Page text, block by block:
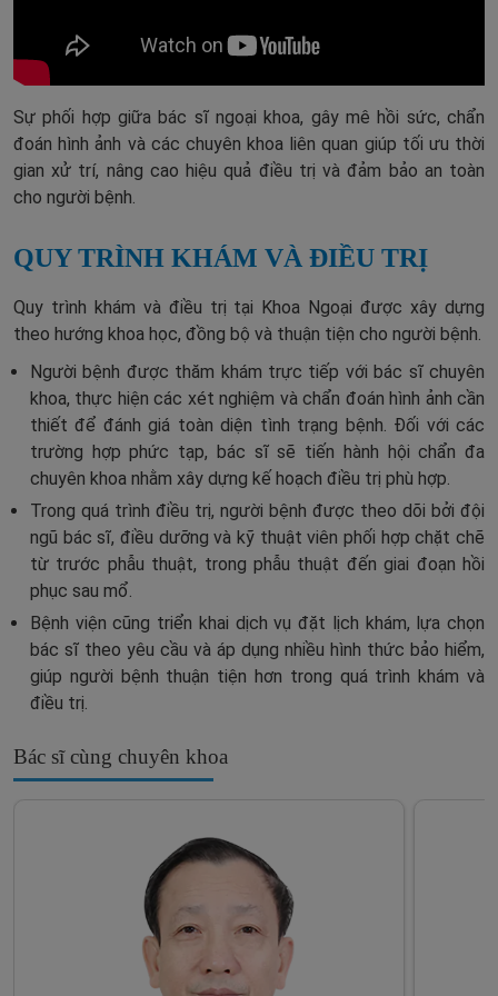
Sự phối hợp giữa bác sĩ ngoại khoa, gây mê hồi sức, chẩn
đoán hình ảnh và các chuyên khoa liên quan giúp tối ưu thời
gian xử trí, nâng cao hiệu quả điều trị và đảm bảo an toàn
cho người bệnh.
QUY TRÌNH KHÁM VÀ ĐIỀU TRỊ
Quy trình khám và điều trị tại Khoa Ngoại được xây dựng
theo hướng khoa học, đồng bộ và thuận tiện cho người bệnh.
Người bệnh được thăm khám trực tiếp với bác sĩ chuyên
khoa, thực hiện các xét nghiệm và chẩn đoán hình ảnh cần
thiết để đánh giá toàn diện tình trạng bệnh. Đối với các
trường hợp phức tạp, bác sĩ sẽ tiến hành hội chẩn đa
chuyên khoa nhằm xây dựng kế hoạch điều trị phù hợp.
Trong quá trình điều trị, người bệnh được theo dõi bởi đội
ngũ bác sĩ, điều dưỡng và kỹ thuật viên phối hợp chặt chẽ
từ trước phẫu thuật, trong phẫu thuật đến giai đoạn hồi
phục sau mổ.
Bệnh viện cũng triển khai dịch vụ đặt lịch khám, lựa chọn
bác sĩ theo yêu cầu và áp dụng nhiều hình thức bảo hiểm,
giúp người bệnh thuận tiện hơn trong quá trình khám và
điều trị.
Bác sĩ cùng chuyên khoa